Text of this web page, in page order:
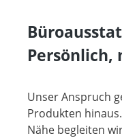
Unser Anspruch
Produkten
Nähe begleiten